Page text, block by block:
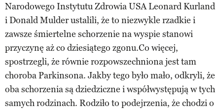
Narodowego Instytutu Zdrowia USA Leonard Kurland
i Donald Mulder ustalili, że to niezwykle rzadkie i
zawsze śmiertelne schorzenie na wyspie stanowi
przyczynę aż co dziesiątego zgonu.Co więcej,
spostrzegli, że równie rozpowszechniona jest tam
choroba Parkinsona. Jakby tego było mało, odkryli, że
oba schorzenia są dziedziczne i współwystępują w tych
samych rodzinach. Rodziło to podejrzenia, że chodzi o